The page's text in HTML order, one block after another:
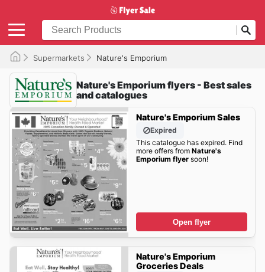
Supermarkets Nature's Emporium
Nature's Emporium flyers - Best sales
and catalogues
Nature's Emporium Sales
Expired
This catalogue has expired. Find
more offers from Nature's
Emporium flyersoon!
Open flyer
Nature's Emporium
Groceries Deals